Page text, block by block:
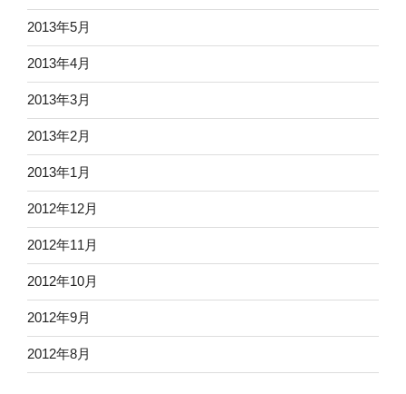
2013年5月
2013年4月
2013年3月
2013年2月
2013年1月
2012年12月
2012年11月
2012年10月
2012年9月
2012年8月